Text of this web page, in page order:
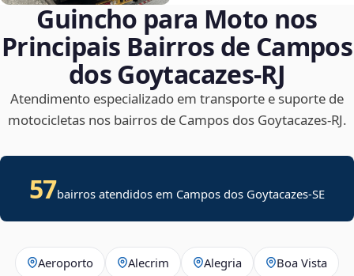
Guincho para Moto nos
Principais Bairros de Campos
dos Goytacazes‑RJ
Atendimento especializado em transporte e suporte de
motocicletas nos bairros de Campos dos Goytacazes‑RJ.
57bairros atendidos em Campos dos Goytacazes-SE
Aeroporto Alecrim Alegria Boa Vista